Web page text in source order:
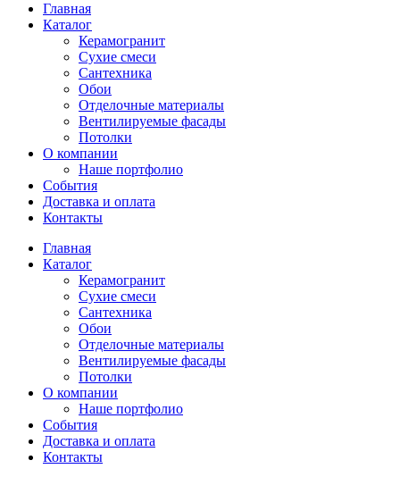
Главная
Каталог
Керамогранит
Сухие смеси
Сантехника
Обои
Отделочные материалы
Вентилируемые фасады
Потолки
О компании
Наше портфолио
События
Доставка и оплата
Контакты
Главная
Каталог
Керамогранит
Сухие смеси
Сантехника
Обои
Отделочные материалы
Вентилируемые фасады
Потолки
О компании
Наше портфолио
События
Доставка и оплата
Контакты